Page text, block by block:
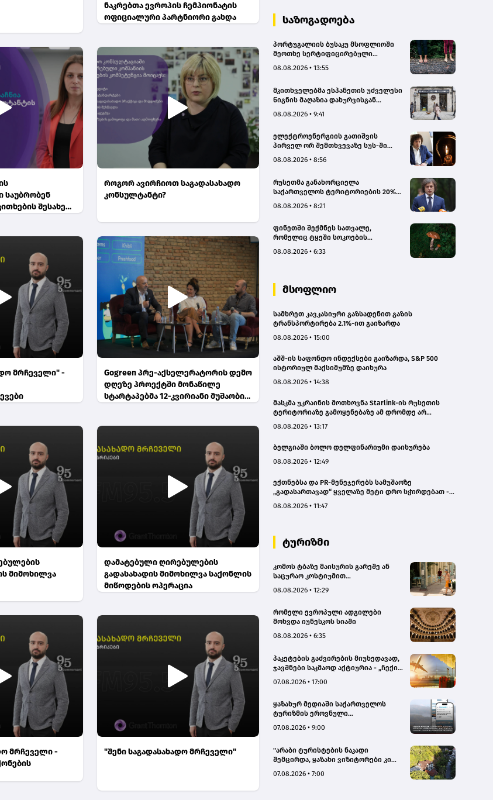
ნაკრებთა ევროპის ჩემპიონატის
ოფიციალური პარტნიორი გახდა
საუბრობენ
შესახებ -
როგორ ავირჩიოთ საგადასახადო
კონსულტანტი?
მრჩეველი" -
Gogreen პრე-აქსელერატორის დემო
დღეზე პროექტში მონაწილე
სტარტაპებმა 12-კვირიანი მუშაობის
მიმოხილვა
დამატებული ღირებულების
გადასახადის მიმოხილვა საქონლის
მიწოდების ოპერაცია
მრჩეველი -
"შენი საგადასახადო მრჩეველი"
სახალხო დამცველი
საზოგადოება
პორტუგალიის ბუსაკუ მსოფლიოში
მეოთხე სერტიფიცირებული
08.08.2026 • 13:55
მკითხველებმა ესპანეთის უძველესი
წიგნის მაღაზია დახურვისგან
08.08.2026 • 9:41
ელექტროენერგიის გათიშვის
პირველ ორ შემთხვევაზე სუს-ში
გათიშვას ჰქონდა კონკრეტული
სამუშაოები ენგურჰესზე - კობახიძე
08.08.2026 • 8:56
რუსეთმა განახორციელა
საქართველოს ტერიტორიების 20%-
რეჟიმის და „ნაცმოძრაობის“
გადაფარავს ამ დანაშაულს, ეს იყო
დანაშაული ჩვენი სახელმწიფოს
წინაშე - კობახიძე
08.08.2026 • 8:21
ფინეთში შექმნეს სათვალე,
რომელიც ტყეში სოკოების
08.08.2026 • 6:33
მსოფლიო
სამხრეთ კავკასიური გაზსადენით გაზის
ტრანსპორტირება 2.1%-ით გაიზარდა
08.08.2026 • 15:00
აშშ-ის საფონდო ინდექსები გაიზარდა, S&P 500
ისტორიულ მაქსიმუმზე დაიხურა
08.08.2026 • 14:38
მასკმა უკრაინის მოთხოვნა Starlink-ის რუსეთის
ტერიტორიაზე გამოყენებაზე ამ დრომდე არ
08.08.2026 • 13:17
ბელგიაში ბოლო დელფინარიუმი დაიხურება
08.08.2026 • 12:49
ექთნებსა და PR-მენეჯერებს სამუშაოზე
„გადასართავად“ ყველაზე მეტი დრო სჭირდებათ -
08.08.2026 • 11:47
ტურიზმი
კომოს ტბაზე მაისურის გარეშე ან
საცურაო კოსტიუმით
ევრომდე დააჯარიმებენ
08.08.2026 • 12:29
რომელი ევროპული ადგილები
მოხვდა იუნესკოს სიაში
08.08.2026 • 6:35
პაკეტების გაძვირების მიუხედავად,
ჯავშნები საკმაოდ აქტიურია - „ჩექინ
07.08.2026 • 17:00
ყაზახურ მედიაში საქართველოს
ტურიზმის ეროვნული
კამპანიის ფარგლებში სტატიები
07.08.2026 • 9:00
"არაბი ტურისტების ნაკადი
შემცირდა, ყაზახი ვიზიტორები კი
Hotel
07.08.2026 • 7:00